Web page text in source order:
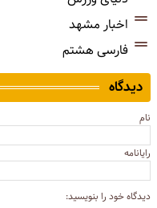
اخبار مشهد
فارسی هشتم
دیدگاه
نام
رایانامه
دیدگاه خود را بنویسید: